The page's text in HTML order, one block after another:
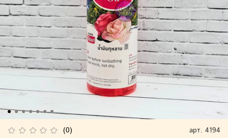
(0) арт. 4194